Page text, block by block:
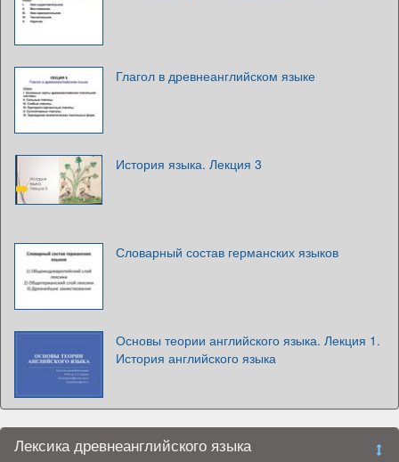
Глагол в древнеанглийском языке
История языка. Лекция 3
Словарный состав германских языков
Основы теории английского языка. Лекция 1.
История английского языка
Лексика древнеанглийского языка